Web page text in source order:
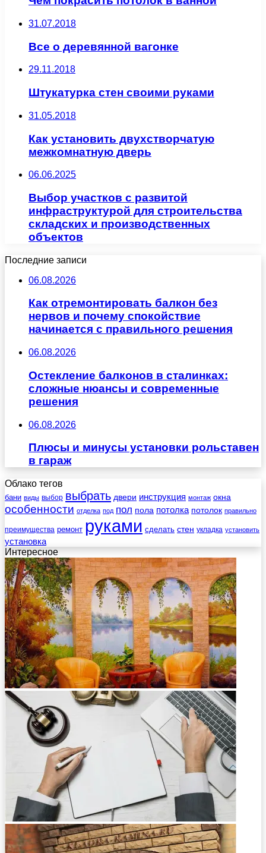
31.07.2018
Все о деревянной вагонке
29.11.2018
Штукатурка стен своими руками
31.05.2018
Как установить двухстворчатую
межкомнатную дверь
06.06.2025
Выбор участков с развитой
инфраструктурой для строительства
складских и производственных
объектов
Последние записи
06.08.2026
Как отремонтировать балкон без
нервов и почему спокойствие
начинается с правильного решения
06.08.2026
Остекление балконов в сталинках:
сложные нюансы и современные
решения
06.08.2026
Плюсы и минусы установки рольставен
в гараж
Облако тегов
бани виды выбор выбрать двери инструкция монтаж окна
особенности отделка под пол пола потолка потолок правильно
преимущества ремонт руками сделать стен укладка установить
установка
Интересное